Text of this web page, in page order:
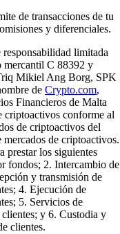
de transacciones de tu
y diferenciales.
limitada
mercantil C 88392 y
Mikiel Ang Borg, SPK
de Crypto.com,
Financieros de Malta
criptoactivos conforme al
de criptoactivos del
de criptoactivos.
los siguientes
fondos; 2. Intercambio de
y transmisión de
4. Ejecución de
5. Servicios de
y 6. Custodia y
clientes.